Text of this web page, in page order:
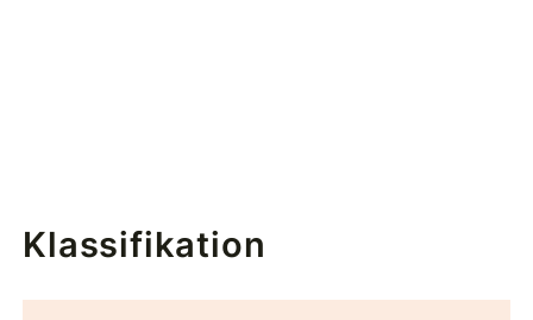
Klassifikation